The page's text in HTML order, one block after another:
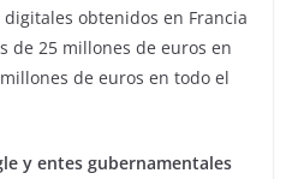
obtenidos en Francia
de 25 millones de euros en
de euros en todo el
y entes gubernamentales